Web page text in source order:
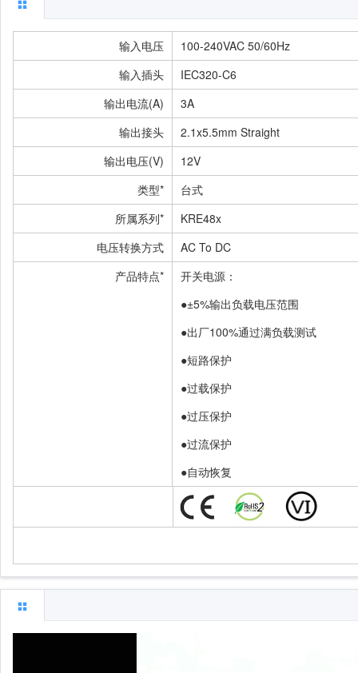
输入电压
100-240VAC 50/60Hz
输入插头
IEC320-C6
输出电流(A)
3A
输出接头
2.1x5.5mm Straight
输出电压(V)
12V
类型*
台式
所属系列*
KRE48x
电压转换方式
AC To DC
产品特点*
开关电源：
●±5%输出负载电压范围
●出厂100%通过满负载测试
●短路保护
●过载保护
●过压保护
●过流保护
●自动恢复